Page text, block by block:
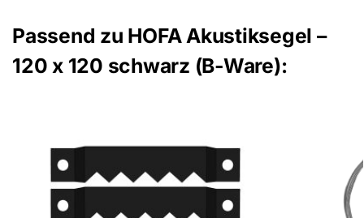
Passend zu HOFA Akustiksegel –
120 x 120 schwarz (B-Ware):